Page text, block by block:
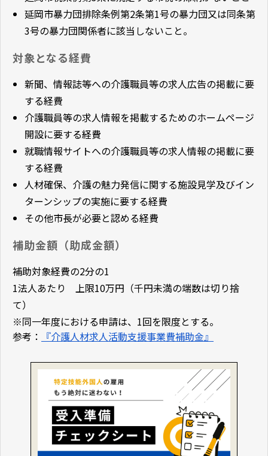
延岡市暴力団排除条例第2条第1号の暴力団又は同条第
3号の暴力団関係者に該当しないこと。
対象となる経費
新聞、情報誌等への介護職員等の求人広告の掲載に要
する経費
介護職員等の求人情報を掲載するためのホームページ
開設に要する経費
就職情報サイトへの介護職員等の求人情報の掲載に要
する経費
人材確保、介護の魅力発信に関する施設見学及びイン
ターンシップの実施に要する経費
その他市長が必要と認める経費
補助金額（助成金額）
補助対象経費の2分の1
1法人あたり 上限10万円（千円未満の端数は切り捨
て）
※同一年度における申請は、1回を限度とする。
参考：
『介護人材求人活動支援事業費補助金』